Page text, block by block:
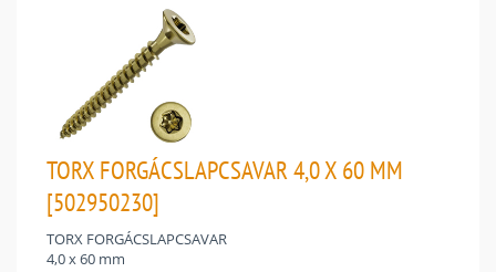
TORX FORGÁCSLAPCSAVAR 4,0 X 60 MM
[502950230]
TORX FORGÁCSLAPCSAVAR
4,0 x 60 mm